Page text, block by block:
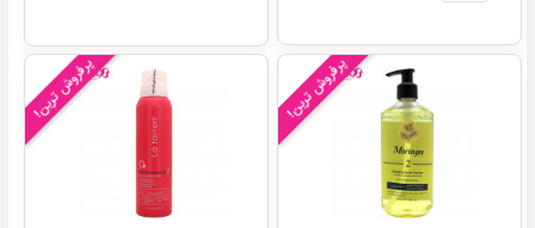
پرفروش ترین! پرفروش ترین!